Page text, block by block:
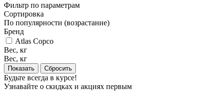
Фильтр по параметрам
Сортировка
По популярности (возрастание)
Бренд
Atlas Copco
Вес, кг
Вес, кг
Сбросить
Будьте всегда в курсе!
Узнавайте о скидках и акциях первым